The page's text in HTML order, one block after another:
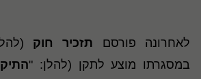
לאחרונה פורסם תזכיר חוק
במסגרתו מוצע לתקן (להלן: "